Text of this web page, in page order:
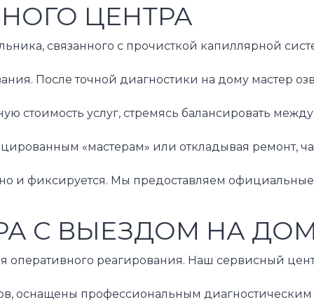
ЦЕНТРА
связанного с прочисткой капиллярной
После точной диагностики на дому мастер
стоимость услуг, стремясь балансировать
«мастерам» или откладывая ремонт,
и фиксируется. Мы предоставляем
С ВЫЕЗДОМ НА
оперативного реагирования. Наш сервисный
профессиональным диагностическим